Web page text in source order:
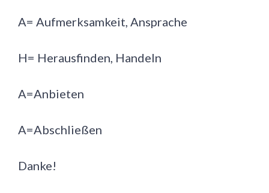
A= Aufmerksamkeit, Ansprache
H= Herausfinden, Handeln
A=Anbieten
A=Abschließen
Danke!